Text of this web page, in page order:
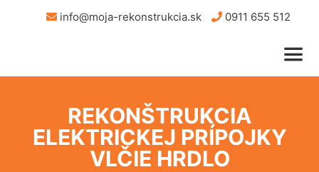
info@moja-rekonstrukcia.sk 0911 655 512
REKONŠTRUKCIA
ELEKTRICKEJ PRÍPOJKY
VLČIE HRDLO